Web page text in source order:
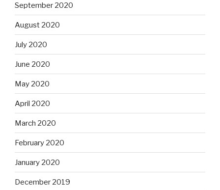
September 2020
August 2020
July 2020
June 2020
May 2020
April 2020
March 2020
February 2020
January 2020
December 2019